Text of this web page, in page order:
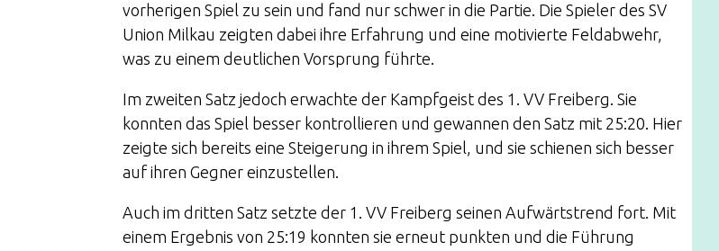
vorherigen Spiel zu sein und fand nur schwer in die Partie. Die Spieler des SV
Union Milkau zeigten dabei ihre Erfahrung und eine motivierte Feldabwehr,
was zu einem deutlichen Vorsprung führte.
Im zweiten Satz jedoch erwachte der Kampfgeist des 1. VV Freiberg. Sie
konnten das Spiel besser kontrollieren und gewannen den Satz mit 25:20. Hier
zeigte sich bereits eine Steigerung in ihrem Spiel, und sie schienen sich besser
auf ihren Gegner einzustellen.
Auch im dritten Satz setzte der 1. VV Freiberg seinen Aufwärtstrend fort. Mit
einem Ergebnis von 25:19 konnten sie erneut punkten und die Führung